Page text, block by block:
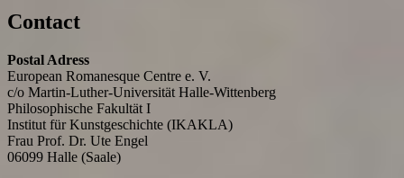
Contact
Postal Adress
European Romanesque Centre e. V.
c/o Martin-Luther-Universität Halle-Wittenberg
Philosophische Fakultät I
Institut für Kunstgeschichte (IKAKLA)
Frau Prof. Dr. Ute Engel
06099 Halle (Saale)